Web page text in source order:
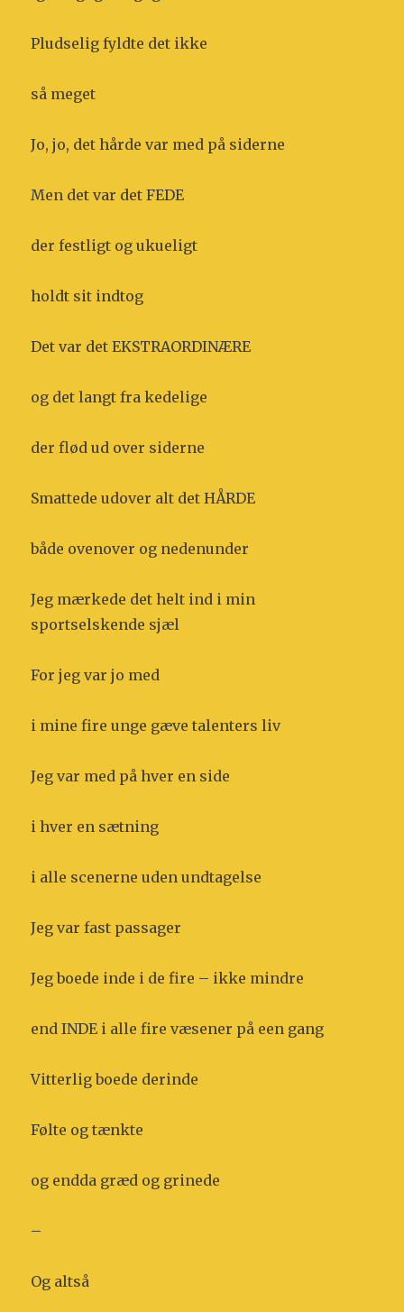
Pludselig fyldte det ikke
så meget
Jo, jo, det hårde var med på siderne
Men det var det FEDE
der festligt og ukueligt
holdt sit indtog
Det var det EKSTRAORDINÆRE
og det langt fra kedelige
der flød ud over siderne
Smattede udover alt det HÅRDE
både ovenover og nedenunder
Jeg mærkede det helt ind i min
sportselskende sjæl
For jeg var jo med
i mine fire unge gæve talenters liv
Jeg var med på hver en side
i hver en sætning
i alle scenerne uden undtagelse
Jeg var fast passager
Jeg boede inde i de fire – ikke mindre
end INDE i alle fire væsener på een gang
Vitterlig boede derinde
Følte og tænkte
og endda græd og grinede
–
Og altså